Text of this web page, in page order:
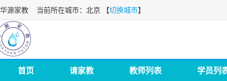
华源家教 当前所在城市：北京 【切换城市】
首页 请家教 教师列表 学员列